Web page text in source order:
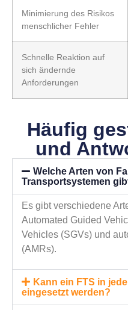
Minimierung des Risikos
menschlicher Fehler
Schnelle Reaktion auf
sich ändernde
Anforderungen
Häufig
und
Welche Arten von
Transportsystemen
Es gibt verschiedene
Automated Guided
Vehicles (SGVs) und
(AMRs).
Kann ein FTS in
eingesetzt werden?